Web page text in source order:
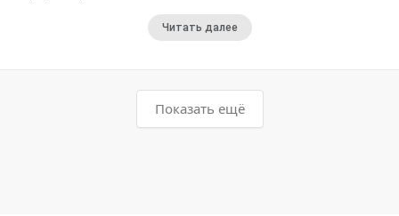
Читать далее
Показать ещё